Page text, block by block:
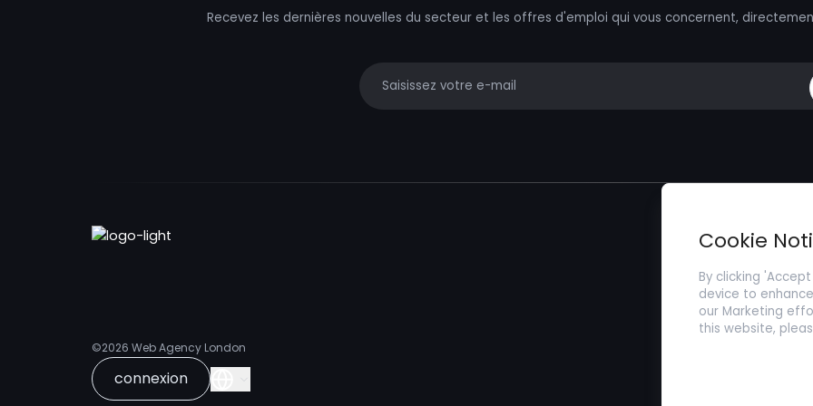
Recevez les dernières nouvelles du secteur et les offres d'emploi qui vous concernent,
©2026 Web Agency London
connexion
Trouver un
Soumettez
Cookie
By clicking
device to
our Marketing
this website,